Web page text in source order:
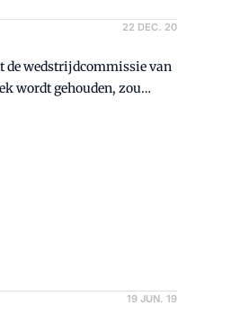
22 DEC. 20
de wedstrijdcommissie van
wordt gehouden, zou
19 JUN. 19